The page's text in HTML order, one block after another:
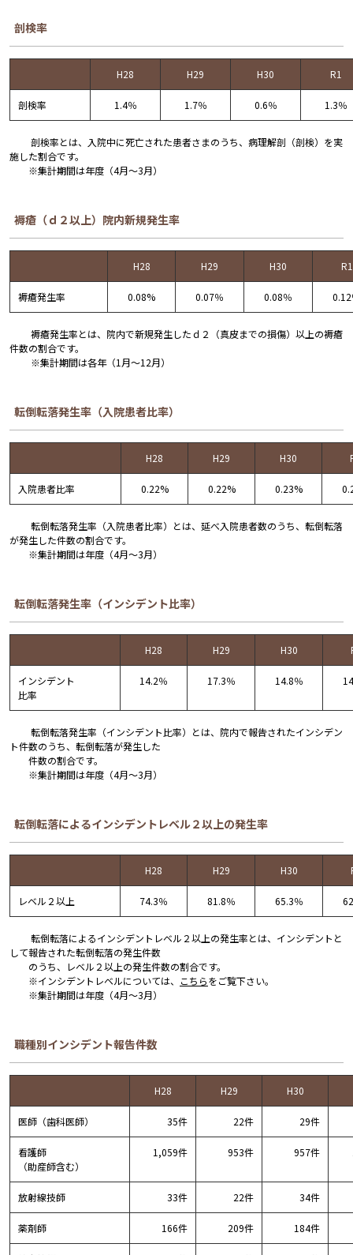
剖検率
H28 H29 H30 R1
剖検率 1.4％ 1.7％ 0.6％ 1.3％
剖検率とは、入院中に死亡された患者さまのうち、病理解剖（剖検）を実
施した割合です。
※集計期間は年度（4月～3月）
褥瘡（ｄ２以上）院内新規発生率
H28 H29 H30 R1
褥瘡発生率 0.08% 0.07％ 0.08％
褥瘡発生率とは、院内で新規発生したｄ２（真皮までの損傷）以上の褥瘡
件数の割合です。
※集計期間は各年（1月～12月）
転倒転落発生率（入院患者比率）
H28 H29 H30
入院患者比率 0.22% 0.22% 0.23%
転倒転落発生率（入院患者比率）とは、延べ入院患者数のうち、転倒転落
が発生した件数の割合です。
※集計期間は年度（4月～3月）
転倒転落発生率（インシデント比率）
H28 H29 H30
インシデント
比率
14.2％ 17.3％ 14.8％
転倒転落発生率（インシデント比率）とは、院内で報告されたインシデン
ト件数のうち、転倒転落が発生した
件数の割合です。
※集計期間は年度（4月～3月）
転倒転落によるインシデントレベル２以上の発生率
H28 H29 H30
レベル２以上 74.3％ 81.8％ 65.3％
転倒転落によるインシデントレベル２以上の発生率とは、インシデントと
して報告された転倒転落の発生件数
のうち、レベル２以上の発生件数の割合です。
※インシデントレベルについては、
こちらをご覧下さい。
※集計期間は年度（4月～3月）
職種別インシデント報告件数
H28 H29 H30
医師（歯科医師） 35件 22件 29件
看護師
（助産師含む）
1,059件 953件 957件
放射線技師 33件 22件 34件
薬剤師 166件 209件 184件